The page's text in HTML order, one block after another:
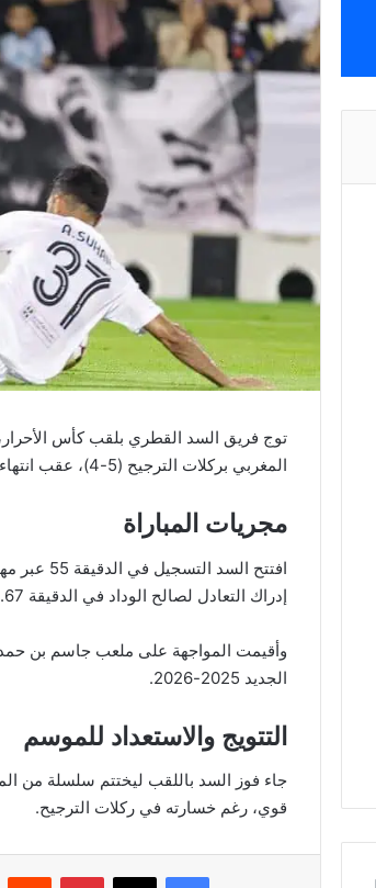
توج فريق السد القطري بلقب كأس
المغربي بركلات الترجيح (5-4)، عقب انتهاء الوقت الأصلي للمباراة بالتعادل الإيجابي 1-1.
مجريات المباراة
افتتح
إدراك التعادل لصالح الوداد في الدقيقة 67.
وأقيمت المواجهة على ملعب جاسم بن حمد،
الجديد 2025-2026.
التتويج والاستعداد للموسم
جاء فوز السد باللقب ليختتم سلسلة من
قوي، رغم خسارته في ركلات الترجيح.
فيسبوك ‫X بينتيريست